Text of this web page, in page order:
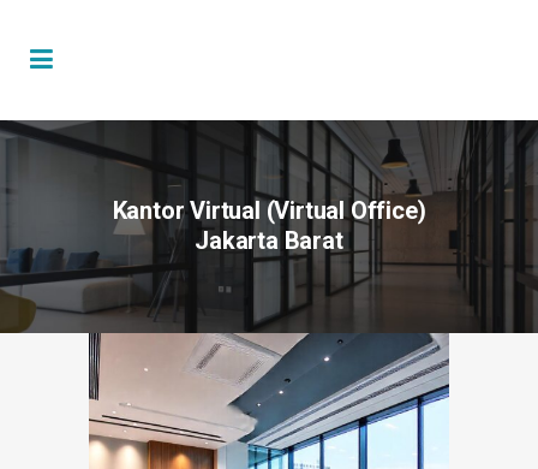
Kantor Virtual (Virtual Office)
Jakarta Barat